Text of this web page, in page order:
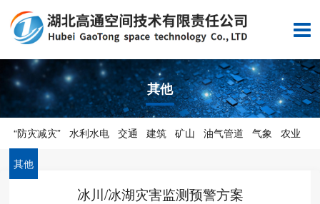
其他
“防灾减灾” 水利水电 交通 建筑 矿山 油气管道 气象 农业
其他
冰川/冰湖灾害监测预警方案